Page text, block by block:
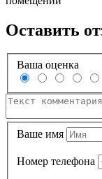
Оставить
Ваша оценка
Ваше имя
Номер телефона